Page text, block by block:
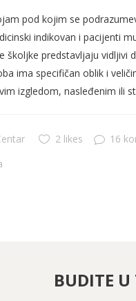
pod kojim se
indikovan i pacijenti
školjke predstavljaju vidljivi
ima specifičan oblik i
izgledom, nasleđenim ili
2 likes
16
BUDITE